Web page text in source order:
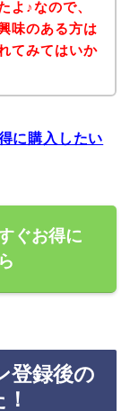
よ♪なので、
味のある方は
てみてはいか
に購入したい
ぐお得に
登録後の